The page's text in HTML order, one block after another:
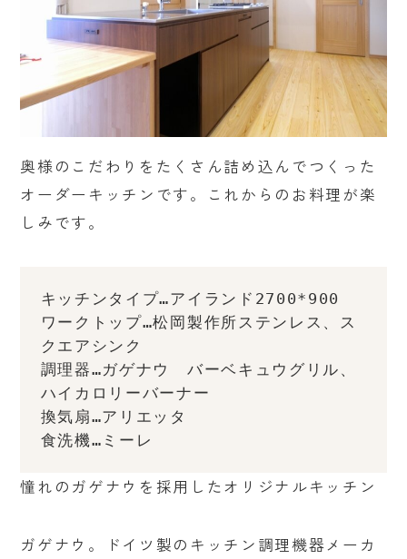
奥様のこだわりをたくさん詰め込んでつくった
オーダーキッチンです。これからのお料理が楽
しみです。
キッチンタイプ…アイランド2700*900
ワークトップ…松岡製作所ステンレス、ス
クエアシンク
調理器…ガゲナウ　バーベキュウグリル、
ハイカロリーバーナー
換気扇…アリエッタ
食洗機…ミーレ
憧れのガゲナウを採用したオリジナルキッチン
ガゲナウ。ドイツ製のキッチン調理機器メーカ